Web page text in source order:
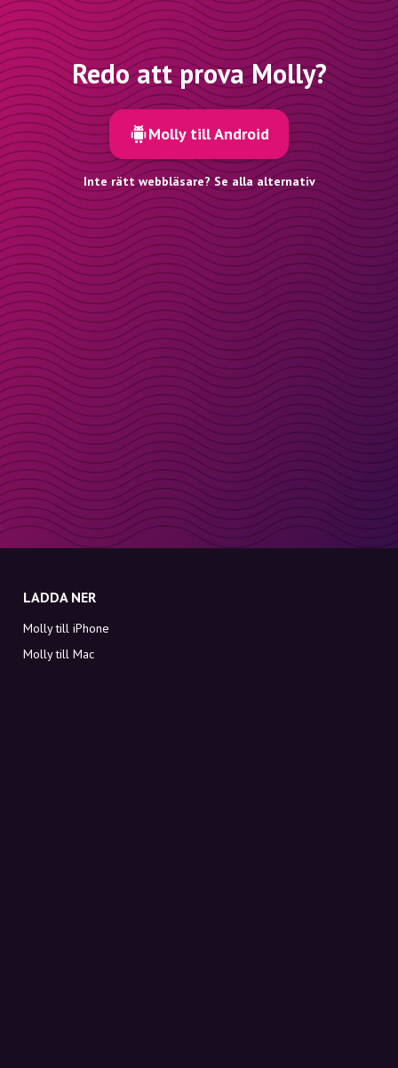
Redo att prova Molly?
Molly till Android
Inte rätt webbläsare? Se alla alternativ
LADDA NER
Molly till iPhone
Molly till Mac